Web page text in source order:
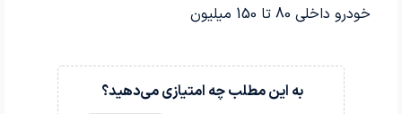
خودرو داخلی 80 تا 150 میلیون
به این مطلب چه امتیازی می‌دهید؟